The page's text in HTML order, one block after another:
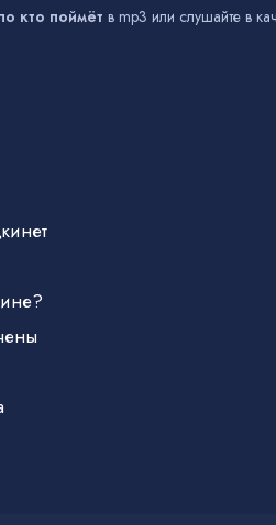
кто поймёт в mp3 или слушайте в